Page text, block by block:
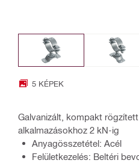
5 KÉPEK
Galvanizált, kompakt
alkalmazásokhoz 2 kN-ig
Anyagösszetétel: Acél
Felületkezelés: Beltéri